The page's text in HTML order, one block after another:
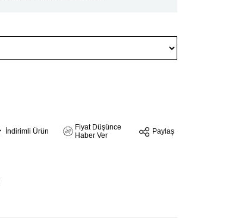
İndirimli Ürün
Fiyat Düşünce
Haber Ver
Paylaş